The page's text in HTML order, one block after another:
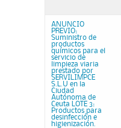
ANUNCIO
PREVIO:
Suministro de
productos
químicos para el
servicio de
limpieza viaria
prestado por
SERVILIMPCE
S.L.U en la
Ciudad
Autónoma de
Ceuta LOTE 3:
Productos para
desinfección e
higienización.